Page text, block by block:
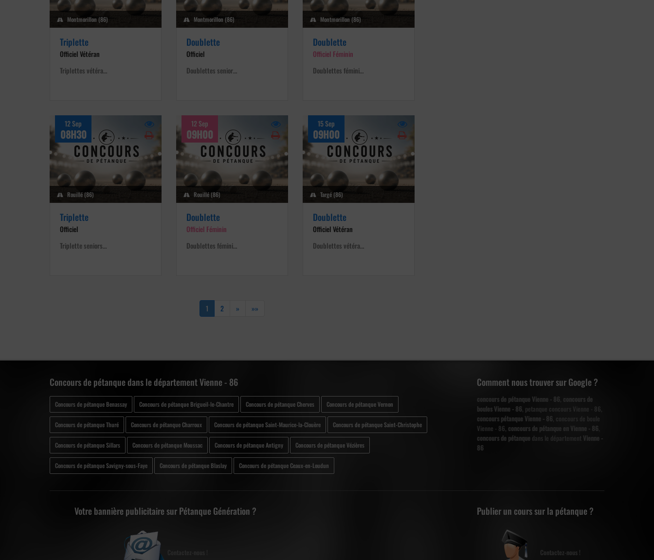
Montmorillon (86)
Triplette
Officiel Vétéran
Triplettes vétéra…
Montmorillon (86)
Doublette
Officiel
Doublettes senior…
Montmorillon (86)
Doublette
Officiel Féminin
Doublettes fémini…
12 Sep
08H30
Rouillé (86)
Triplette
Officiel
Triplette seniors…
12 Sep
09H00
Rouillé (86)
Doublette
Officiel Féminin
Doublettes fémini…
15 Sep
09H00
Targé (86)
Doublette
Officiel Vétéran
Doublettes vétéra…
1 2 » »»
Concours de pétanque dans le département Vienne - 86
Concours de pétanque Benassay Concours de pétanque Brigueil-le-Chantre Concours de pétanque Cherves Concours de pétanque Vernon
Concours de pétanque Thuré Concours de pétanque Charroux Concours de pétanque Saint-Maurice-la-Clouère Concours de pétanque Saint-Christophe
Concours de pétanque Sillars Concours de pétanque Moussac Concours de pétanque Antigny Concours de pétanque Vézières
Concours de pétanque Savigny-sous-Faye Concours de pétanque Blaslay Concours de pétanque Ceaux-en-Loudun
Comment nous trouver sur Google ?
concours de pétanque Vienne - 86 concours de
boules Vienne - 86 , petanque concours Vienne - 86,
concours pétanque Vienne - 86 , concours de boule
Vienne - 86, concours de pétanque en Vienne - 86
concours de pétanque dans le département Vienne -
86
Votre bannière publicitaire sur Pétanque Génération ? Publier un cours sur la pétanque ?
Contactez-nous !